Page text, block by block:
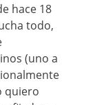
hace 18
todo,
(uno a
quiero